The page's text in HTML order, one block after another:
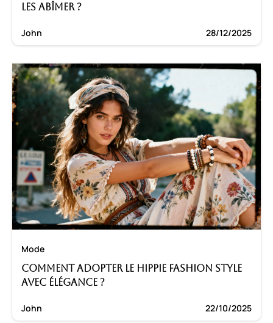
les abîmer ?
John 28/12/2025
Mode
Comment adopter le hippie fashion style
avec élégance ?
John 22/10/2025